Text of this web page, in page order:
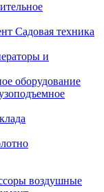
Садовая техника
и
оборудование
воздушные